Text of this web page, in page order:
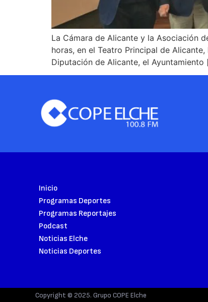
La Cámara de Alicante y la Asociación
horas, en el Teatro Principal de
Diputación de Alicante, el Ayuntamiento
Inicio
Programas Deportes
Programas Reportajes
Podcast
Noticias Elche
Noticias Deportes
Copyright © 2025. Grupo COPE Elche